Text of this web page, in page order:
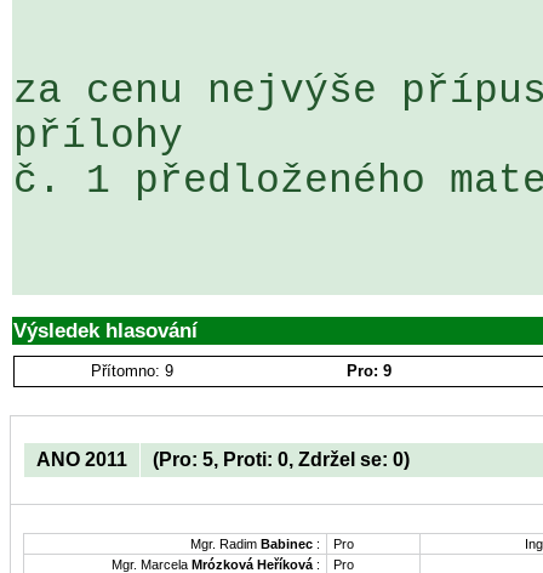
za cenu nejvýše
přílohy
č. 1 předloženého
Výsledek hlasování
Přítomno: 9 Pro: 9
ANO 2011 (Pro: 5, Proti: 0, Zdržel se: 0)
Mgr. Radim Babinec : Pro
Mgr. Marcela Mrózková Heříková : Pro